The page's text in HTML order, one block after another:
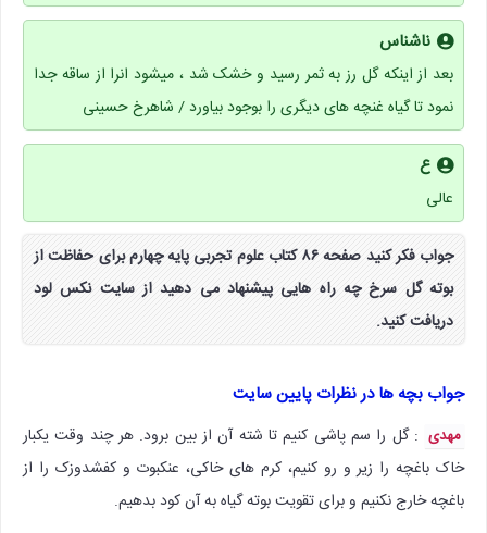
ناشناس
بعد از اینکه گل رز به ثمر رسید و خشک شد ، میشود انرا از ساقه جدا
نمود تا گیاه غنچه های دیگری را بوجود بیاورد / شاهرخ حسینی
ع
عالی
جواب فکر کنید صفحه ۸۶ کتاب علوم تجربی پایه چهارم برای حفاظت از
بوته گل سرخ چه راه هایی پیشنهاد می دهید از سایت نکس لود
دریافت کنید.
جواب بچه ها در نظرات پایین سایت
مهدی : گل را سم پاشی کنیم تا شته آن از بین برود. هر چند وقت یکبار
خاک باغچه را زیر و رو کنیم، کرم های خاکی، عنکبوت و کفشدوزک را از
باغچه خارج نکنیم و برای تقویت بوته گیاه به آن کود بدهیم.